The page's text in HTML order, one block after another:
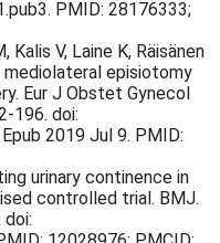
PMID: 28176333;
Kalis V, Laine K, Räisänen
mediolateral episiotomy
Eur J Obstet Gynecol
196. doi:
2019 Jul 9. PMID:
urinary continence in
controlled trial. BMJ.